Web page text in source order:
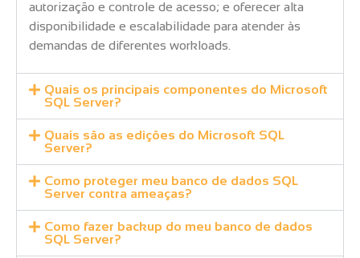
autorização e controle de acesso; e oferecer alta
disponibilidade e escalabilidade para atender às
demandas de diferentes workloads.
Quais os principais componentes do Microsoft
SQL Server?
Quais são as edições do Microsoft SQL
Server?
Como proteger meu banco de dados SQL
Server contra ameaças?
Como fazer backup do meu banco de dados
SQL Server?